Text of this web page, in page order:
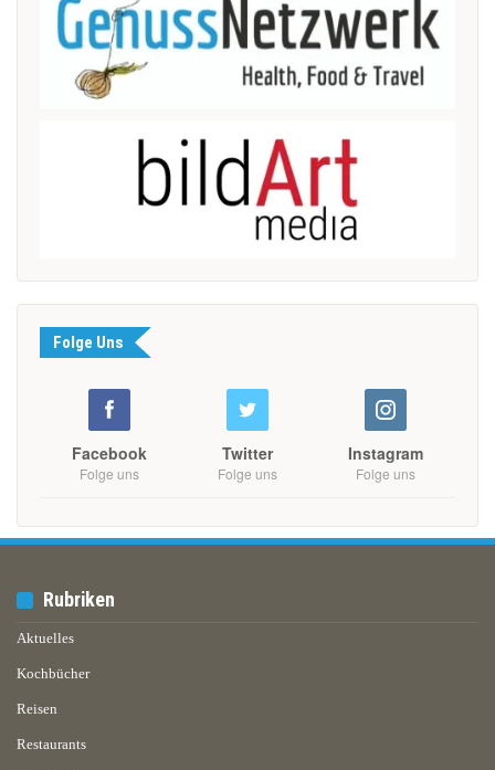
Folge Uns
Facebook
Folge uns
Twitter
Folge uns
Instagram
Folge uns
Rubriken
Aktuelles
Kochbücher
Reisen
Restaurants